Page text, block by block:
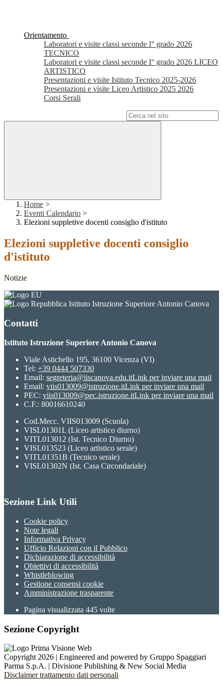
Orientamento
Laboratori e visite classi seconde I° grado 2026
TECNICO
Laboratori e visite classi seconde I° grado 2026 LICEO
ARTISTICO
Presentazioni e visite Istituto Tecnico 2025-2026
Presentazioni e visite Liceo Artistico 2025 2026
Corsi Serali
Home >
Eventi Calendario >
Elezioni suppletive docenti consiglio d'istituto
Elezioni suppletive docenti consiglio
d'istituto
Notizie
Istituto Istruzione Superiore Antonio Canova
Contatti
Istituto Istruzione Superiore Antonio Canova
Viale Astichello 195, 36100 Vicenza (VI)
Tel: +39 0444 507330
Email: segreteria@iiscanova.edu.itLink per inviare una mail
Email: viis013009@istruzione.itLink per inviare una mail
PEC: viis013009@pec.istruzione.itLink per inviare una mail
C.F.: 80016610240
Cod.Mecc. VIIS013009 (Scuola)
VISL01301L (Liceo artistico diurno)
VITL013012 (Ist. Tecnico Diurno)
VISL013523 (Liceo artistico serale)
VITL01351B (Tecnico serale)
VISL01302N (Ist. Casa Circondariale)
Sezione Link Utili
Cookie policy
Note legali
Informativa Privacy
Ufficio Relazioni con il Pubblico
Dichiarazione di accessibilità
Obiettivi di accessibilità
Whistleblowing
Gestione consensi cookie
Amministrazione trasparente
Pagina visualizzata 445 volte
Sezione Copyright
Copyright 2026 | Engineered and powered by Gruppo Spaggiari
Parma S.p.A. | Divisione Publishing & New Social Media
Disclaimer trattamento dati personali